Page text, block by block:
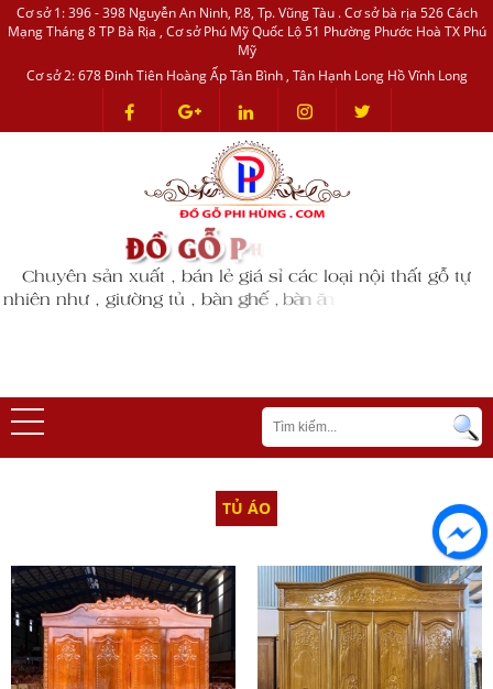
Cơ sở 1: 396 - 398 Nguyễn An Ninh, P.8, Tp. Vũng Tàu . Cơ sở bà rịa 526 Cách
Mạng Tháng 8 TP Bà Rịa , Cơ sở Phú Mỹ Quốc Lộ 51 Phường Phước Hoà TX Phú
Mỹ
Cơ sở 2: 678 Đinh Tiên Hoàng Ấp Tân Bình , Tân Hạnh Long Hồ Vĩnh Long
TỦ ÁO